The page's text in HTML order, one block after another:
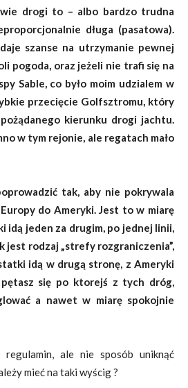
drogi to – albo bardzo trudna
długa (pasatowa).
szanse na utrzymanie pewnej
pogoda, oraz jeżeli nie trafi się na
Sable, co było moim udzialem w
przecięcie Golfsztromu, który
kierunku drogi jachtu.
w tym rejonie, ale regatach mało
tak, aby nie pokrywala
do Ameryki. Jest to w miarę
idą jeden za drugim, po jednej linii,
jest rodzaj „strefy rozgraniczenia”,
idą w drugą stronę, z Ameryki
się po ktorejś z tych dróg,
a nawet w miarę spokojnie
ale nie sposób uniknąć
mieć na taki wyścig ?